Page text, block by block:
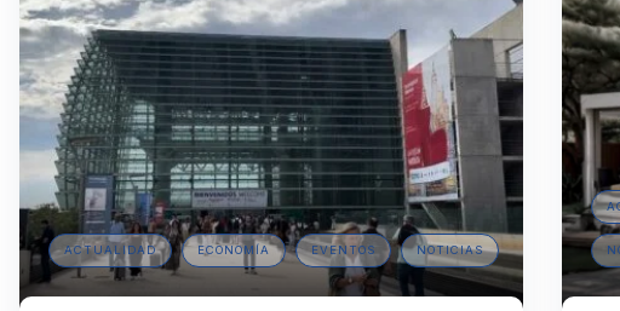
ACTUALIDAD ECONOMÍA EVENTOS NOTICIAS